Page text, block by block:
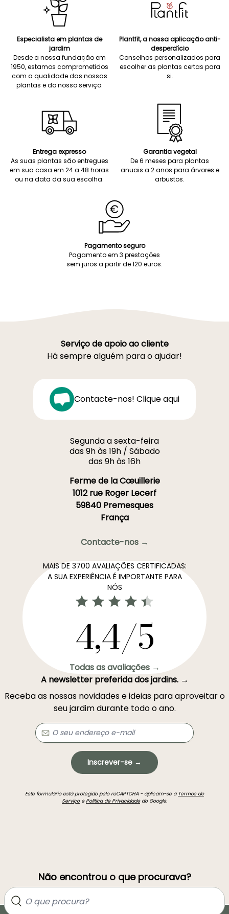
Especialista em plantas de
jardim
Desde a nossa fundação em
1950, estamos comprometidos
com a qualidade das nossas
plantas e do nosso serviço.
Plantfit, a nossa aplicação anti-
desperdício
Conselhos personalizados para
escolher as plantas certas para
si.
Entrega expresso
As suas plantas são entregues
em sua casa em 24 a 48 horas
ou na data da sua escolha.
Garantia vegetal
De 6 meses para plantas
anuais a 2 anos para árvores e
arbustos.
Pagamento seguro
Pagamento em 3 prestações
sem juros a partir de 120 euros.
Serviço de apoio ao cliente
Há sempre alguém para o ajudar!
Contacte-nos! Clique aqui
Segunda a sexta-feira
das 9h às 19h / Sábado
das 9h às 16h
Ferme de la Cœuillerie
1012 rue Roger Lecerf
59840 Premesques
França
Contacte-nos →
MAIS DE 3700 AVALIAÇÕES CERTIFICADAS:
A SUA EXPERIÊNCIA É IMPORTANTE PARA
NÓS
4,4/5
Todas as avaliações →
A newsletter preferida dos jardins. →
Receba as nossas novidades e ideias para aproveitar o
seu jardim durante todo o ano.
Inscrever-se →
Este formulário está protegido pelo reCAPTCHA - aplicam-se a Termos de
ServiçoePolítica de Privacidadedo Google.
Não encontrou o que procurava?